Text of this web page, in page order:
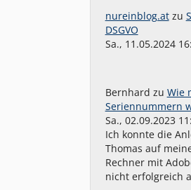
nureinblog.atzu
DSGVO
Sa., 11.05.2024
Bernhard zu Wie
Seriennummern
Sa., 02.09.2023
Ich konnte die
Thomas auf
Rechner mit
nicht erfolgreich